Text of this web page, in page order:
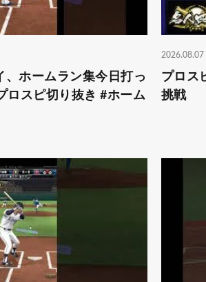
、ホームラン集今日打っ
ロスピ切り抜き #ホーム
2026.08.07
プロス
挑戦